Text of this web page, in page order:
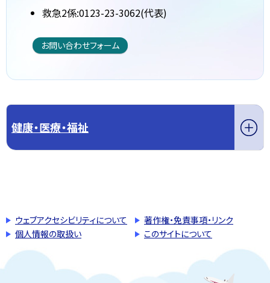
救急2係:0123-23-3062(代表)
お問い合わせフォーム
健康・医療・福祉
ウェブアクセシビリティについて
著作権・免責事項・リンク
個人情報の取扱い
このサイトについて